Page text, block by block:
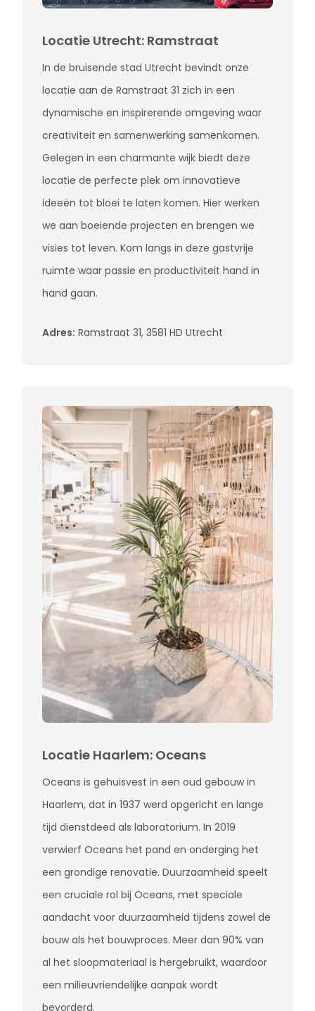
Locatie Utrecht: Ramstraat
In de bruisende stad Utrecht bevindt onze
locatie aan de Ramstraat 31 zich in een
dynamische en inspirerende omgeving waar
creativiteit en samenwerking samenkomen.
Gelegen in een charmante wijk biedt deze
locatie de perfecte plek om innovatieve
ideeën tot bloei te laten komen. Hier werken
we aan boeiende projecten en brengen we
visies tot leven. Kom langs in deze gastvrije
ruimte waar passie en productiviteit hand in
hand gaan.
Adres: Ramstraat 31, 3581 HD Utrecht
Locatie Haarlem: Oceans
Oceans is gehuisvest in een oud gebouw in
Haarlem, dat in 1937 werd opgericht en lange
tijd dienstdeed als laboratorium. In 2019
verwierf Oceans het pand en onderging het
een grondige renovatie. Duurzaamheid speelt
een cruciale rol bij Oceans, met speciale
aandacht voor duurzaamheid tijdens zowel de
bouw als het bouwproces. Meer dan 90% van
al het sloopmateriaal is hergebruikt, waardoor
een milieuvriendelijke aanpak wordt
bevorderd.